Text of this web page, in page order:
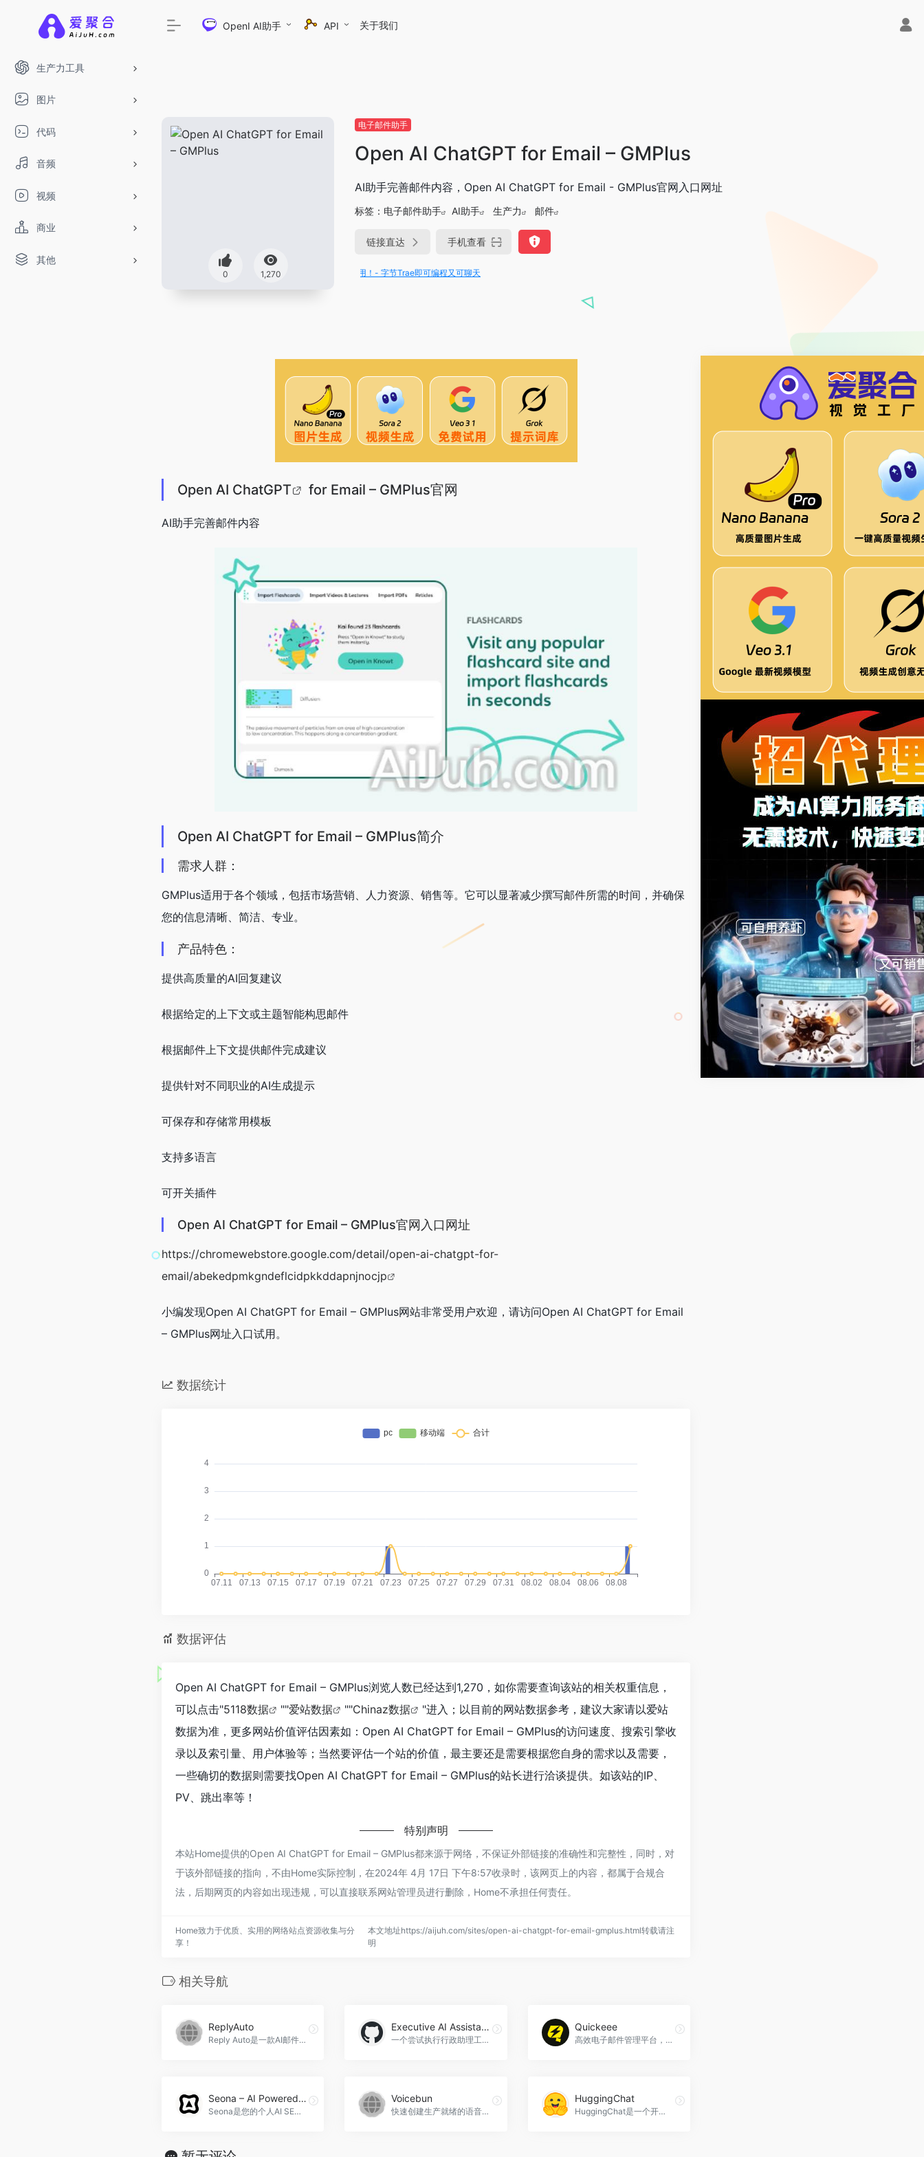
生产力工具
图片
代码
音频
视频
商业
其他
OpenI AI助手 API 关于我们
0 1,270
电子邮件助手
Open AI ChatGPT for Email – GMPlus
AI助手完善邮件内容，Open AI ChatGPT for Email - GMPlus官网入口网址
标签： 电子邮件助手 AI助手 生产力 邮件
链接直达 手机查看
DeepSeek-R1、V3满血版免费用！- 字节Trae即可编程又可聊天
Open AI ChatGPT for Email – GMPlus官网
AI助手完善邮件内容
Open AI ChatGPT for Email – GMPlus简介
需求人群：
GMPlus适用于各个领域，包括市场营销、人力资源、销售等。它可以显著减少撰写邮件所需的时间，并确保
您的信息清晰、简洁、专业。
产品特色：
提供高质量的AI回复建议
根据给定的上下文或主题智能构思邮件
根据邮件上下文提供邮件完成建议
提供针对不同职业的AI生成提示
可保存和存储常用模板
支持多语言
可开关插件
Open AI ChatGPT for Email – GMPlus官网入口网址
https://chromewebstore.google.com/detail/open-ai-chatgpt-for-
email/abekedpmkgndeflcidpkkddapnjnocjp
小编发现Open AI ChatGPT for Email – GMPlus网站非常受用户欢迎，请访问Open AI ChatGPT for Email
– GMPlus网址入口试用。
数据统计
数据评估
Open AI ChatGPT for Email – GMPlus浏览人数已经达到1,270，如你需要查询该站的相关权重信息，
可以点击"5118数据 ""爱站数据 ""Chinaz数据
"进入；以目前的网站数据参考，建议大家请以爱站
数据为准，更多网站价值评估因素如：Open AI ChatGPT for Email – GMPlus的访问速度、搜索引擎收
录以及索引量、用户体验等；当然要评估一个站的价值，最主要还是需要根据您自身的需求以及需要，
一些确切的数据则需要找Open AI ChatGPT for Email – GMPlus的站长进行洽谈提供。如该站的IP、
PV、跳出率等！
特别声明
本站Home提供的Open AI ChatGPT for Email – GMPlus都来源于网络，不保证外部链接的准确性和完整性，同时，对
于该外部链接的指向，不由Home实际控制，在2024年 4月 17日 下午8:57收录时，该网页上的内容，都属于合规合
法，后期网页的内容如出现违规，可以直接联系网站管理员进行删除，Home不承担任何责任。
Home致力于优质、实用的网络站点资源收集与分
享！
本文地址https://aijuh.com/sites/open-ai-chatgpt-for-email-gmplus.html转载请注
明
相关导航
ReplyAuto
Reply Auto是一款AI邮件助手，能够根据上下文理解邮件内容，并提供智能回复。ReplyAuto官网入口网址
Executive AI Assistant
一个尝试执行行政助理工作的AI代理。
Quickeee
高效电子邮件管理平台，Quickeee官网入口网址
Seona – AI Powered SEO
Seona是您的个人AI SEO代理工具，通过自动优化和撰写内容，帮助您的网站在搜索引擎上排名更高，吸引更多的流量和潜在客户，Seona &#8211; AI Powered SEO官网入口网址
Voicebun
快速创建生产就绪的语音代理
HuggingChat
HuggingChat是一个开源的聊天机器人，具备多种功能，可以帮助用户解答问题、撰写电子邮件、编写代码等，是个人和工作助手的理想选择，HuggingChat官网入口网址